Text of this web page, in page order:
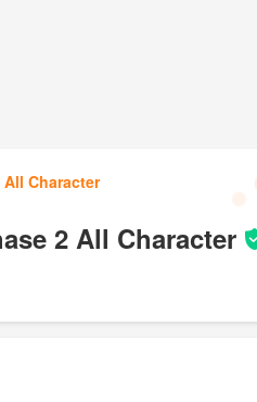
Character
2 All Character